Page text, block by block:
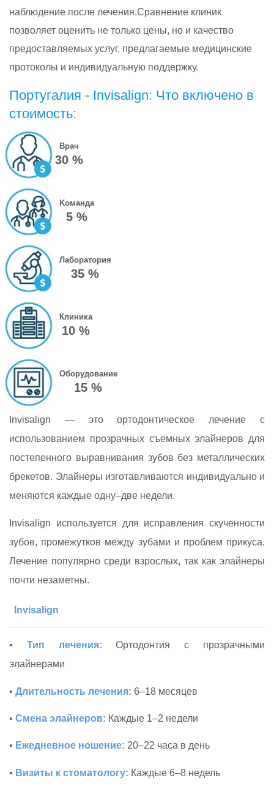
наблюдение после лечения.Сравнение клиник
позволяет оценить не только цены, но и качество
предоставляемых услуг, предлагаемые медицинские
протоколы и индивидуальную поддержку.
Португалия - Invisalign: Что включено в
стоимость:
Врач
30 %
Kоманда
5 %
Лаборатория
35 %
Клиника
10 %
Оборудование
15 %
Invisalign — это ортодонтическое лечение с
использованием прозрачных съемных элайнеров для
постепенного выравнивания зубов без металлических
брекетов. Элайнеры изготавливаются индивидуально и
меняются каждые одну–две недели.
Invisalign используется для исправления скученности
зубов, промежутков между зубами и проблем прикуса.
Лечение популярно среди взрослых, так как элайнеры
почти незаметны.
Invisalign
• Тип лечения:Ортодонтия с прозрачными
элайнерами
• Длительность лечения: 6–18 месяцев
• Смена элайнеров: Каждые 1–2 недели
• Ежедневное ношение: 20–22 часа в день
• Визиты к стоматологу: Каждые 6–8 недель